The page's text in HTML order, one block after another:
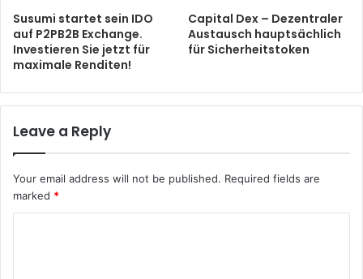
Susumi startet sein IDO
auf P2PB2B Exchange.
Investieren Sie jetzt für
maximale Renditen!
Capital Dex – Dezentraler
Austausch hauptsächlich
für Sicherheitstoken
Leave a Reply
Your email address will not be published. Required fields are
marked *